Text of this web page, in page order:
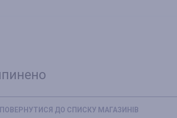
ПОВЕРНУТИСЯ ДО СПИСКУ МАГАЗИНІВ